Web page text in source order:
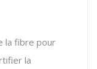
la fibre pour
la